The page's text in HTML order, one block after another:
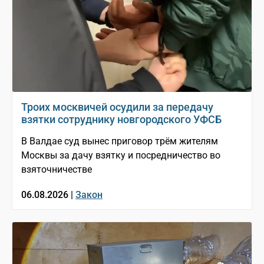
Троих москвичей осудили за передачу
взятки сотруднику новгородского УФСБ
В Валдае суд вынес приговор трём жителям
Москвы за дачу взятку и посредничество во
взяточничестве
06.08.2026 | Закон